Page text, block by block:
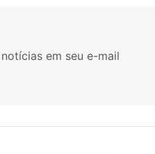
em seu e-mail